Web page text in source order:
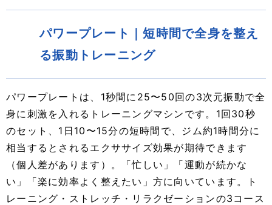
パワープレート｜短時間で全身を整え
る振動トレーニング
パワープレートは、1秒間に25〜50回の3次元振動で全
身に刺激を入れるトレーニングマシンです。1回30秒
のセット、1日10〜15分の短時間で、ジム約1時間分に
相当するとされるエクササイズ効果が期待できます
（個人差があります）。「忙しい」「運動が続かな
い」「楽に効率よく整えたい」方に向いています。ト
レーニング・ストレッチ・リラクゼーションの3コース